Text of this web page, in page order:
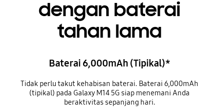
dengan baterai
tahan lama
Baterai 6,000mAh (Tipikal)*
Tidak perlu takut kehabisan baterai. Baterai 6,000mAh
(tipikal) pada Galaxy M14 5G siap menemani Anda
beraktivitas sepanjang hari.